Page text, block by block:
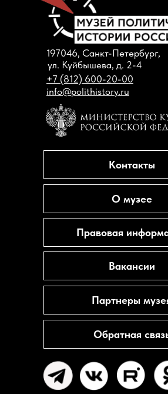
+7 (812) 600-20-00
ул. Куйбышева, д. 2-4
197046, Санкт-Петербург,
info@polithistory.ru
Контакты
Вакансии
О музее
Правовая
Обратная
Партнеры